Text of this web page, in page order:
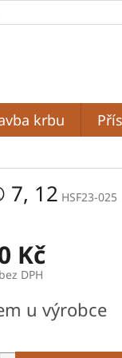
PODMÍNKY
krbu
7, 12 HSF23-025
Kč
DPH
u výrobce